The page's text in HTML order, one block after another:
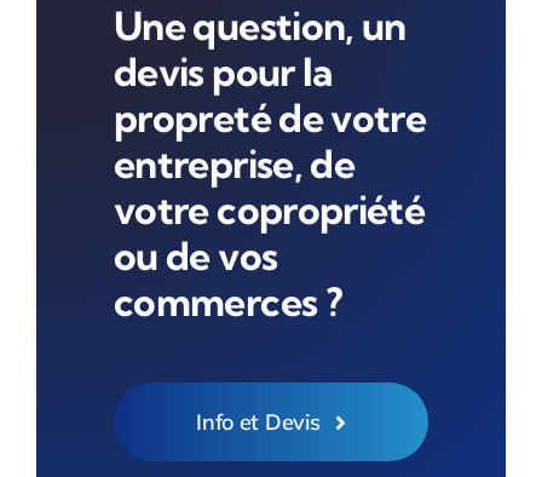
Une question, un
devis pour la
propreté de votre
entreprise, de
votre copropriété
ou de vos
commerces ?
Info et Devis